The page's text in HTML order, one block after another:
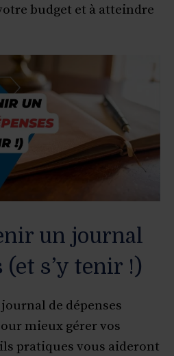
budget et à atteindre
un journal
(et s’y tenir !)
de dépenses
mieux gérer vos
pratiques vous aideront